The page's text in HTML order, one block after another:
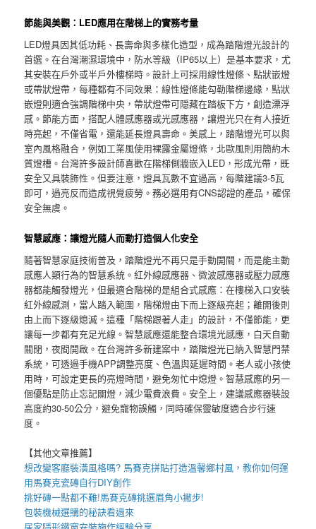
節能與美觀：LED應用在階梯上的實務考量
LED燈具因其低功耗、長壽命與多樣化造型，成為踏階燈光設計的
首選。在台灣潮濕環境中，防水等級（IP65以上）是基本要求，尤
其安裝在戶外或半戶外樓梯時。設計上可採用線性燈條、點狀嵌燈
或帶狀燈帶，每種都有不同效果：線性燈條能勾勒階梯邊緣，點狀
嵌燈則適合強調階梯中央，帶狀燈帶可隱藏在踏板下方，創造漂浮
感。節能方面，搭配人體感應器或光感應器，讓燈光只在有人接近
時亮起，不僅省電，還能延長燈具壽命。美感上，踏階燈光可以與
室內風格融合，例如工業風使用裸露金屬燈條，北歐風則用簡約木
質燈槽。台灣許多設計師喜歡在階梯側牆嵌入LED，形成光帶，既
安全又具裝飾性。但要注意，燈具瓦數不宜過高，每階建議3-5瓦
即可，過亮反而造成視覺疲勞。務必選用有CNS認證的產品，確保
安全無虞。
智慧感應：讓燈光隨人而動打造個人化安全
隨著智慧家庭技術普及，踏階燈光不再只是手動開關，而是能主動
感應人類行為的智慧系統。紅外線感應器、微波感應器或壓力感應
器都能觸發燈光，但最適合階梯的是組合式感應：在樓梯入口安裝
紅外線感測，當人踏入範圍，階梯燈由下而上逐級亮起；離開後則
由上而下逐級熄滅。這種「階梯跟著人走」的設計，不僅節能，更
讓每一步都有充足光線。智慧感應還能整合環境光感應，白天自動
關閉，夜間開啟。在台灣許多新建案中，踏階燈光已納入智慧門禁
系統，可透過手機APP調整亮度、色溫與延遲時間。老人或小孩使
用時，可設定更長的亮燈時間，避免匆忙中熄燈。智慧感應的另一
個優點是防止忘記關燈，減少電費浪費。安全上，建議感應器裝設
高度約30-50公分，避免寵物誤觸，同時確保靈敏度適合步行速
度。
【其他文章推薦】
想改變客廳裝潢風格嗎? 馬賽克拼貼打造溫馨鄉村風，教你如何運
用馬賽克瓷磚自行DIY創作
挑好磚一點都不難!馬賽克磚挑選眉角小撇步!
包裝機械選購的秘訣看過來